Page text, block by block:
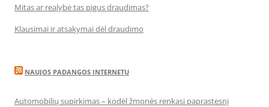
Mitas ar realybė tas pigus draudimas?
Klausimai ir atsakymai dėl draudimo
NAUJOS PADANGOS INTERNETU
Automobilių supirkimas – kodėl žmonės renkasi paprastesnį